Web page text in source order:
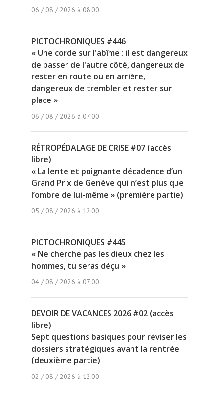
06 / 08 / 2026 à 08:00
PICTOCHRONIQUES #446
« Une corde sur l'abîme : il est dangereux
de passer de l'autre côté, dangereux de
rester en route ou en arrière,
dangereux de trembler et rester sur
place »
06 / 08 / 2026 à 07:00
RÉTROPÉDALAGE DE CRISE #07 (accès
libre)
« La lente et poignante décadence d’un
Grand Prix de Genève qui n’est plus que
l’ombre de lui-même » (première partie)
05 / 08 / 2026 à 12:00
PICTOCHRONIQUES #445
« Ne cherche pas les dieux chez les
hommes, tu seras déçu »
04 / 08 / 2026 à 07:00
DEVOIR DE VACANCES 2026 #02 (accès
libre)
Sept questions basiques pour réviser les
dossiers stratégiques avant la rentrée
(deuxième partie)
02 / 08 / 2026 à 12:00